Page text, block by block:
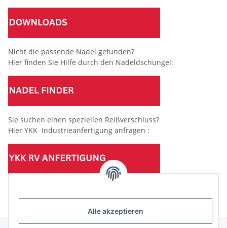
Alle akzeptieren
Nicht die passende Nadel gefunden?
Hier finden Sie Hilfe durch den Nadeldschungel:
Sie suchen einen speziellen Reißverschluss?
Hier YKK Industrieanfertigung anfragen :
(Mindesttabnahmemenge 10 Stück je Länge und Farbe)